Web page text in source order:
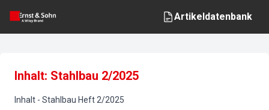
Artikeldatenbank
Inhalt: Stahlbau 2/2025
Inhalt - Stahlbau Heft 2/2025